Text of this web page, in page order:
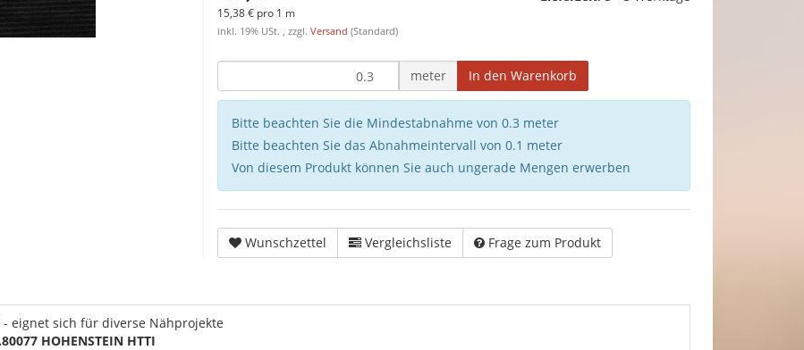
15,38 € pro 1 m
inkl. 19% USt. , zzgl. Versand (Standard)
meter In den Warenkorb
Bitte beachten Sie die Mindestabnahme von 0.3 meter
Bitte beachten Sie das Abnahmeintervall von 0.1 meter
Von diesem Produkt können Sie auch ungerade Mengen erwerben
Wunschzettel Vergleichsliste Frage zum Produkt
eignet sich für diverse Nähprojekte
HOHENSTEIN HTTI